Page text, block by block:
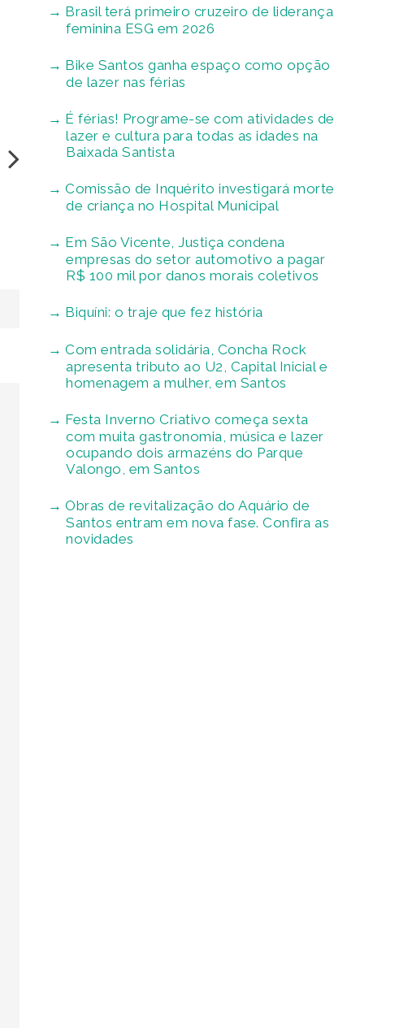
Brasil terá primeiro cruzeiro de liderança
feminina ESG em 2026
Bike Santos ganha espaço como opção
de lazer nas férias
É férias! Programe-se com atividades de
lazer e cultura para todas as idades na
Baixada Santista
Comissão de Inquérito investigará morte
de criança no Hospital Municipal
Em São Vicente, Justiça condena
empresas do setor automotivo a pagar
R$ 100 mil por danos morais coletivos
Biquíni: o traje que fez história
Com entrada solidária, Concha Rock
apresenta tributo ao U2, Capital Inicial e
homenagem a mulher, em Santos
Festa Inverno Criativo começa sexta
com muita gastronomia, música e lazer
ocupando dois armazéns do Parque
Valongo, em Santos
Obras de revitalização do Aquário de
Santos entram em nova fase. Confira as
novidades